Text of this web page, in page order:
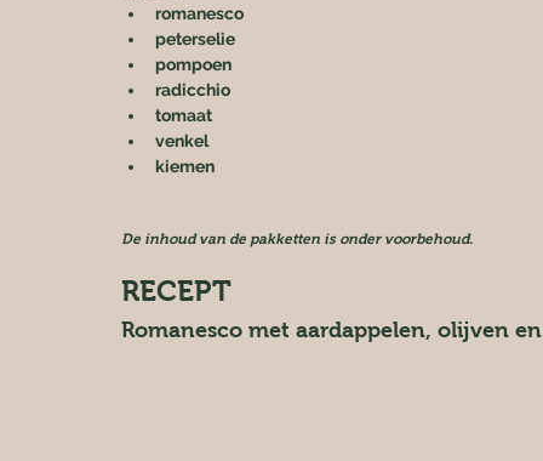
romanesco
peterselie
pompoen
radicchio
tomaat
venkel
kiemen
De inhoud van de pakketten is onder voorbehoud.
RECEPT
Romanesco met aardappelen, olijven